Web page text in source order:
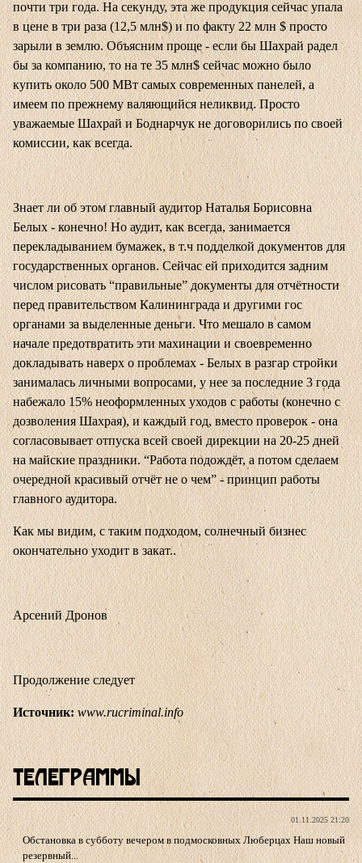
почти три года. На секунду, эта же продукция сейчас упала
в цене в три раза (12,5 млн$) и по факту 22 млн $ просто
зарыли в землю. Объясним проще - если бы Шахрай радел
бы за компанию, то на те 35 млн$ сейчас можно было
купить около 500 МВт самых современных панелей, а
имеем по прежнему валяющийся неликвид. Просто
уважаемые Шахрай и Боднарчук не договорились по своей
комиссии, как всегда.
Знает ли об этом главный аудитор Наталья Борисовна
Белых - конечно! Но аудит, как всегда, занимается
перекладыванием бумажек, в т.ч подделкой документов для
государственных органов. Сейчас ей приходится задним
числом рисовать “правильные” документы для отчётности
перед правительством Калининграда и другими гос
органами за выделенные деньги. Что мешало в самом
начале предотвратить эти махинации и своевременно
докладывать наверх о проблемах - Белых в разгар стройки
занималась личными вопросами, у нее за последние 3 года
набежало 15% неоформленных уходов с работы (конечно с
дозволения Шахрая), и каждый год, вместо проверок - она
согласовывает отпуска всей своей дирекции на 20-25 дней
на майские праздники. “Работа подождёт, а потом сделаем
очередной красивый отчёт не о чем” - принцип работы
главного аудитора.
Как мы видим, с таким подходом, солнечный бизнес
окончательно уходит в закат..
Арсений Дронов
Продолжение следует
Источник: www.rucriminal.info
Телеграммы
01.11.2025 21:20
Обстановка в субботу вечером в подмосковных Люберцах Наш новый
резервный...